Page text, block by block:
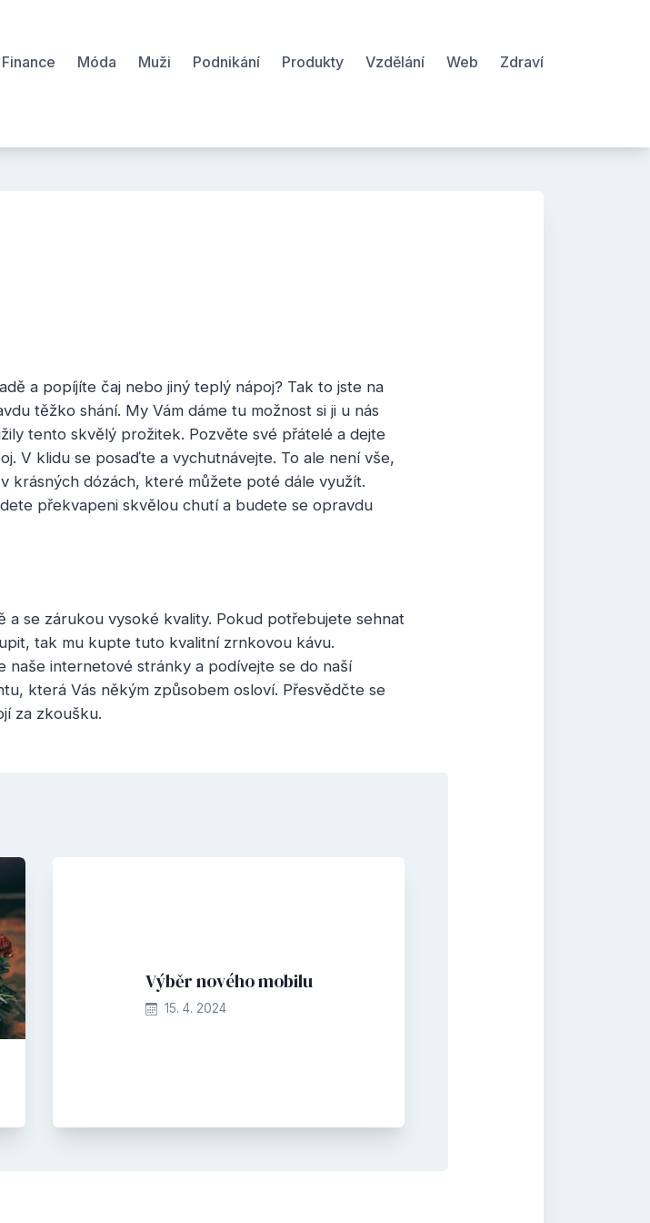
Finance Móda Muži Podnikání Produkty Vzdělání Web Zdraví
a popíjíte čaj nebo jiný teplý nápoj? Tak to jste na
těžko shání. My Vám dáme tu možnost si ji u nás
tento skvělý prožitek. Pozvěte své přátelé a dejte
V klidu se posaďte a vychutnávejte. To ale není vše,
krásných dózách, které můžete poté dále využít.
překvapeni skvělou chutí a budete se opravdu
a se zárukou vysoké kvality. Pokud potřebujete sehnat
tak mu kupte tuto kvalitní zrnkovou kávu.
naše internetové stránky a podívejte se do naší
která Vás někým způsobem osloví. Přesvědčte se
za zkoušku.
Výběr nového mobilu
15. 4. 2024